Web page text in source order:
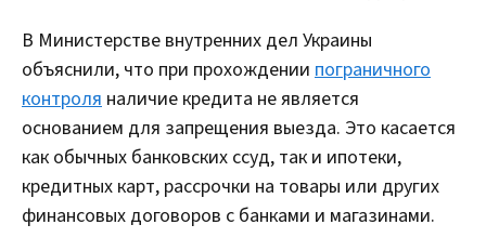
В Министерстве внутренних дел Украины
объяснили, что при прохождении пограничного
контроля наличие кредита не является
основанием для запрещения выезда. Это касается
как обычных банковских ссуд, так и ипотеки,
кредитных карт, рассрочки на товары или других
финансовых договоров с банками и магазинами.